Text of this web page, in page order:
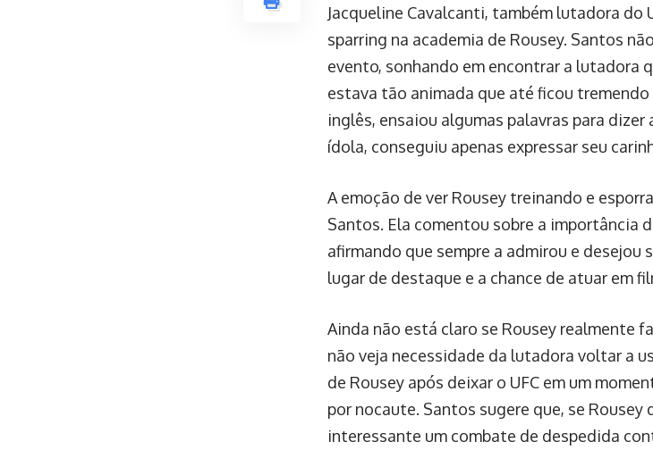
Jacqueline Cavalcanti, também lutadora do
sparring na academia de Rousey. Santos
evento, sonhando em encontrar a lutadora
estava tão animada que até ficou
inglês, ensaiou algumas palavras para dizer
ídola, conseguiu apenas expressar seu
A emoção de ver Rousey treinando e
Santos. Ela comentou sobre a importância
afirmando que sempre a admirou e desejou
lugar de destaque e a chance de atuar em
Ainda não está claro se Rousey realmente
não veja necessidade da lutadora voltar a
de Rousey após deixar o UFC em um
por nocaute. Santos sugere que, se
interessante um combate de despedida